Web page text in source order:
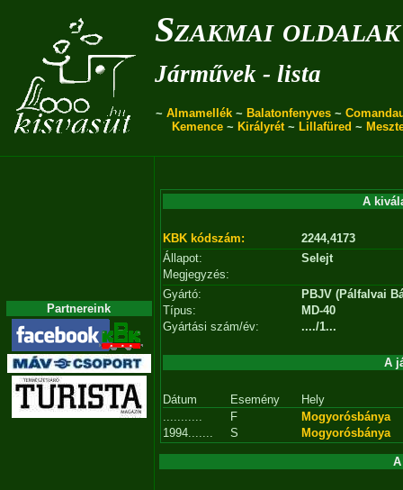
Szakmai oldalak
Járművek - lista
~ Almamellék ~ Balatonfenyves ~
Kemence ~ Királyrét~ Lillafüred ~
Partnereink
A
KBK kódszám:
2244,4173
Állapot:
Selejt
Megjegyzés:
Gyártó:
PBJV (Pálfalvai
Típus:
MD-40
Gyártási szám/év:
..../1...
A
Dátum Esemény
Hely
...........
F
Mogyorósbánya
1994.......
S Mogyorósbánya